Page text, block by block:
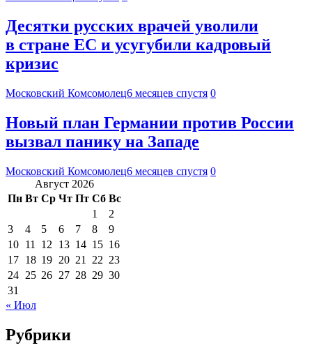
Десятки русских врачей уволили
в стране ЕС и усугубили кадровый
кризис
Московский Комсомолец6 месяцев спустя 0
Новый план Германии против России
вызвал панику на Западе
Московский Комсомолец6 месяцев спустя 0
Август 2026
Пн Вт Ср Чт Пт Сб Вс
1
2
3
4 5 6 7 8
9
10 11 12 13 14 15 16
17 18 19 20 21 22 23
24 25 26 27 28 29 30
31
« Июл
Рубрики